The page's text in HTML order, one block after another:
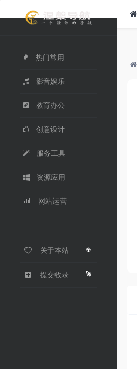
热门常用
影音娱乐
教育办公
创意设计
服务工具
资源应用
网站运营
关于本站 🎯
提交收录 🚀